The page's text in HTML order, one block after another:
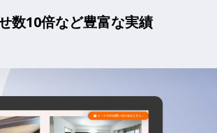
数10倍など豊富な実績